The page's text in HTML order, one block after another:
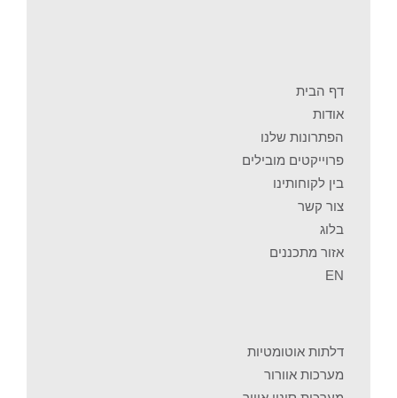
דף הבית
אודות
הפתרונות שלנו
פרוייקטים מובילים
בין לקוחותינו
צור קשר
בלוג
אזור מתכננים
EN
דלתות אוטומטיות
מערכות אוורור